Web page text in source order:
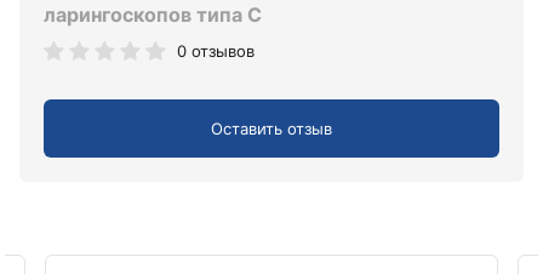
ларингоскопов типа C
0 отзывов
Оставить отзыв